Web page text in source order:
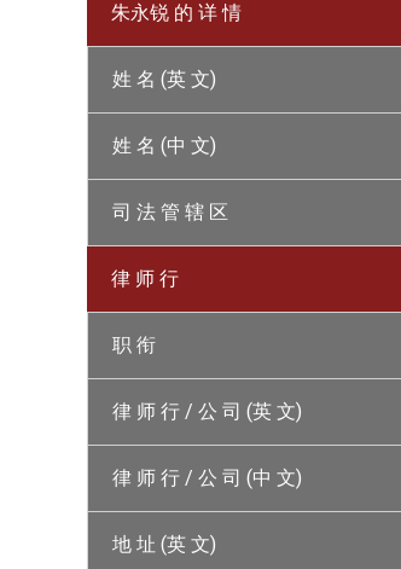
朱永锐 的 详 情
姓 名 (英 文)
姓 名 (中 文)
司 法 管 辖 区
律 师 行
职 衔
律 师 行 / 公 司 (英 文)
律 师 行 / 公 司 (中 文)
地 址 (英 文)